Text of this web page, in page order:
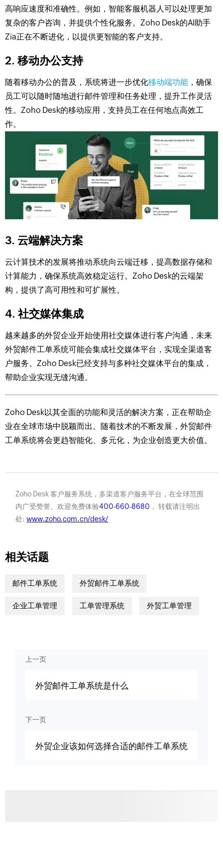
高响应速度和准确性。例如，智能客服机器人可以处理更加
复杂的客户咨询，并提供个性化服务。Zoho Desk的AI助手
Zia正在不断进化，以提供更智能的客户支持。
2. 移动办公支持
随着移动办公的普及，系统将进一步优化移动端功能 ，确保
员工可以随时随地进行邮件管理和任务处理，提升工作灵活
性。Zoho Desk的移动应用，支持员工在任何地点高效工
作。
3. 云端解决方案
云计算技术的发展将推动系统向云端迁移，提高数据存储和
计算能力，确保系统高效稳定运行。Zoho Desk的云端架
构，提供了高可用性和可扩展性。
4. 社交媒体集成
越来越多的外贸企业开始使用社交媒体进行客户沟通，未来
外贸邮件工单系统可能会集成社交媒体平台，实现全渠道客
户服务。Zoho Desk已经支持与多种社交媒体平台的集成，
帮助企业实现无缝沟通。
Zoho Desk以其全面的功能和灵活的解决方案，正在帮助企
业在全球市场中脱颖而出。随着技术的不断发展，外贸邮件
工单系统将会更趋智能化、多元化，为企业创造更大价值。
Zoho Desk 客户服务系统，多渠道客户服务平台，在全球范围
内广受赞誉。欢迎免费体验400-660-8680 ， 转载请注明出
处:www.zoho.com.cn/desk/
相关话题
邮件工单系统 外贸邮件工单系统
企业工单管理 工单管理系统 外贸工单管理
上一页
外贸邮件工单系统是什么
下一页
外贸企业该如何选择合适的邮件工单系统